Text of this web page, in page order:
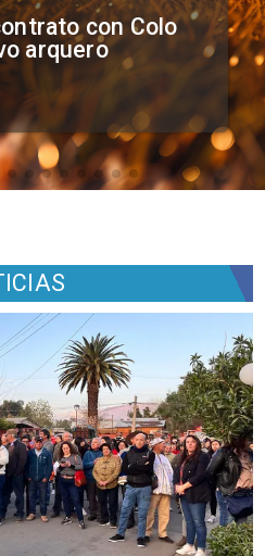
penales ante
Copa